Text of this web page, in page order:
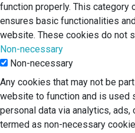
function properly. This category
ensures basic functionalities
website. These cookies do not
Non-necessary
Non-necessary
Any cookies that may not be
website to function and is used
personal data via analytics,
termed as non-necessary